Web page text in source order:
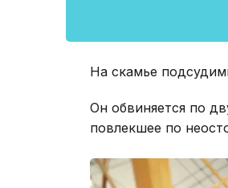
На скамье
Он обвиняется по
повлекшее по